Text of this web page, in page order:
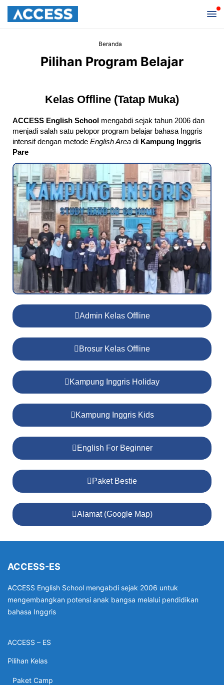
Beranda
Pilihan Program Belajar
Kelas Offline (Tatap Muka)
ACCESS English School mengabdi sejak tahun 2006 dan
menjadi salah satu pelopor program belajar bahasa Inggris
intensif dengan metode English Area di Kampung Inggris
Pare
Admin Kelas Offline
Brosur Kelas Offline
Kampung Inggris Holiday
Kampung Inggris Kids
English For Beginner
Paket Bestie
Alamat (Google Map)
ACCESS-ES
ACCESS English School mengabdi sejak 2006 untuk
mengembangkan potensi anak bangsa melalui pendidikan
bahasa Inggris
ACCESS – ES
Pilihan Kelas
Paket Camp